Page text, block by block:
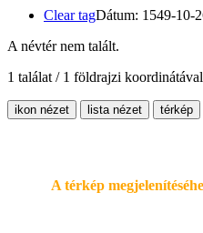
Clear tagDátum: 1549-10-
A névtér nem talált.
1 találat / 1 földrajzi koordinátával
ikon nézet lista nézet térkép
A térkép